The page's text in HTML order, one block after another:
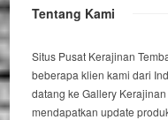
Tentang Kami
Situs Pusat Kerajinan
beberapa klien kami dari
datang ke Gallery
mendapatkan update